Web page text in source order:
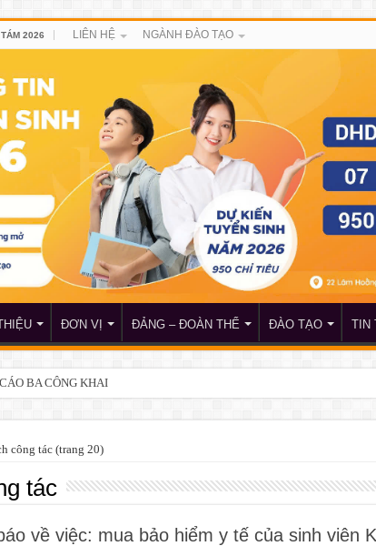
2026 LIÊN HỆ NGÀNH ĐÀO TẠO
ĐƠN VỊ ĐẢNG – ĐOÀN THỂ ĐÀO TẠO TIN
BA CÔNG KHAI
công tác(trang 20)
tác
về việc: mua bảo hiểm y tế của sinh viên